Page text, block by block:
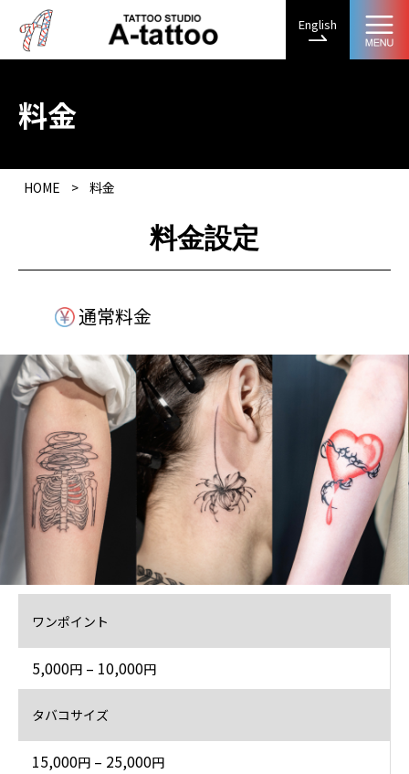
English
料金
HOME > 料金
料金設定
通常料金
ワンポイント
5,000円 – 10,000円
タバコサイズ
15,000円 – 25,000円